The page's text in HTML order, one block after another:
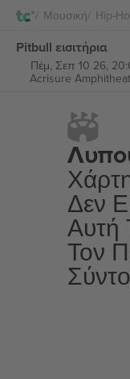
Μουσική Hip-
Pitbull εισιτήρια
Πέμ, Σεπ 10 26,
Acrisure
Δεν
Αυτή
Τον